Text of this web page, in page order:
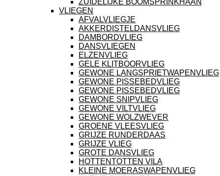
ZUIDELIJKE BOOMSPRINKHAAN
VLIEGEN
AFVALVLIEGJE
AKKERDISTELDANSVLIEG
DAMBORDVLIEG
DANSVLIEGEN
ELZENVLIEG
GELE KLITBOORVLIEG
GEWONE LANGSPRIETWAPENVLIEG
GEWONE PISSEBEDVLIEG
GEWONE PISSEBEDVLIEG
GEWONE SNIPVLIEG
GEWONE VILTVLIEG
GEWONE WOLZWEVER
GROENE VLEESVLIEG
GRIJZE RUNDERDAAS
GRIJZE VLIEG
GROTE DANSVLIEG
HOTTENTOTTEN VILA
KLEINE MOERASWAPENVLIEG